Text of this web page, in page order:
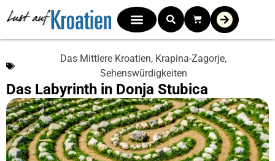
Das Mittlere Kroatien, Krapina-Zagorje,
Sehenswürdigkeiten
Das Labyrinth in Donja Stubica